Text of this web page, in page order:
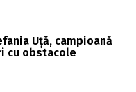
Uță, campioană
cu obstacole